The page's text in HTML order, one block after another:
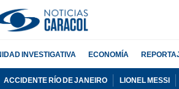
INVESTIGATIVA ECONOMÍA
ACCIDENTE RÍO DE JANEIRO LIONEL MESSI